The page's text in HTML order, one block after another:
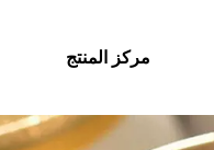
مركز المنتج